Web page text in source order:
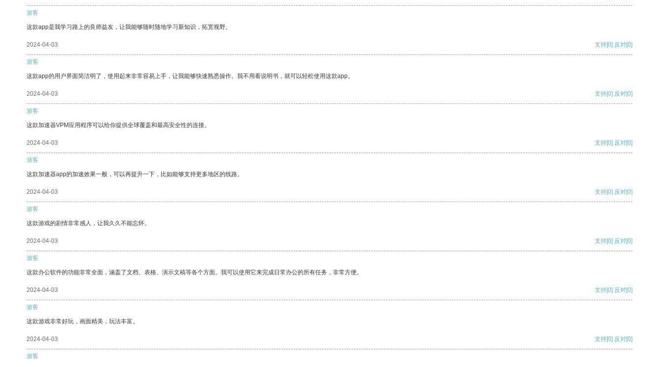
游客
这款app是我学习路上的良师益友，让我能够随时随地学习新知识，拓宽视野。
2024-04-03 支持[0] 反对[0]
游客
这款app的用户界面简洁明了，使用起来非常容易上手，让我能够快速熟悉操作。我不用看说明书，就可以轻松使用这款app。
2024-04-03 支持[0] 反对[0]
游客
这款加速器VPM应用程序可以给你提供全球覆盖和最高安全性的连接。
2024-04-03 支持[0] 反对[0]
游客
这款加速器app的加速效果一般，可以再提升一下，比如能够支持更多地区的线路。
2024-04-03 支持[0] 反对[0]
游客
这款游戏的剧情非常感人，让我久久不能忘怀。
2024-04-03 支持[0] 反对[0]
游客
这款办公软件的功能非常全面，涵盖了文档、表格、演示文稿等各个方面。我可以使用它来完成日常办公的所有任务，非常方便。
2024-04-03 支持[0] 反对[0]
游客
这款游戏非常好玩，画面精美，玩法丰富。
2024-04-03 支持[0] 反对[0]
游客